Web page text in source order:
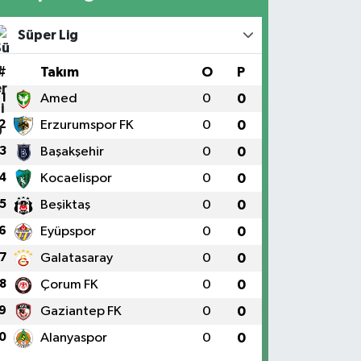
Süper Lig
Takım O P
1 Amed 0 0
Erzurumspor FK 0 0
3 Başakşehir 0 0
Kocaelispor 0 0
5 Beşiktaş 0 0
Eyüpspor 0 0
7 Galatasaray 0 0
8 Çorum FK 0 0
Gaziantep FK 0 0
Alanyaspor 0 0